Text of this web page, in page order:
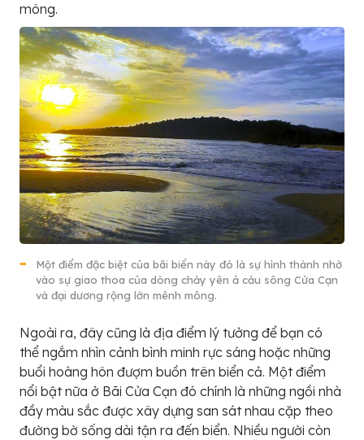
mông.
Một điểm đặc biệt của bãi biển này đó là sự hình thành nhờ
vào sự giao thoa của dòng chảy yên ả cảu sông Cửa Cạn
và đại dương rộng lớn mênh mông.
Ngoài ra, đây cũng là địa điểm lý tưởng để bạn có
thể ngắm nhìn cảnh bình minh rực sáng hoặc những
buổi hoàng hôn đượm buồn trên biển cả. Một điểm
nổi bật nữa ở Bãi Cửa Cạn đó chính là những ngồi nhà
đầy màu sắc được xây dựng san sát nhau cặp theo
đường bờ sống dài tận ra đến biển. Nhiều người còn